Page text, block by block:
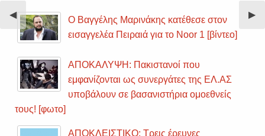
Previous
Slide
◀︎ ▶︎
Ο Βαγγέλης Μαρινάκης κατέθεσε στον
εισαγγελέα Πειραιά για το Noor 1 [βίντεο]
ΑΠΟΚΑΛΥΨΗ: Πακιστανοί που
εμφανίζονται ως συνεργάτες της ΕΛ.ΑΣ
υποβάλουν σε βασανιστήρια ομοεθνείς
τους! [φωτο]
ΑΠΟΚΛΕΙΣΤΙΚΟ: Τρεις έρευνες